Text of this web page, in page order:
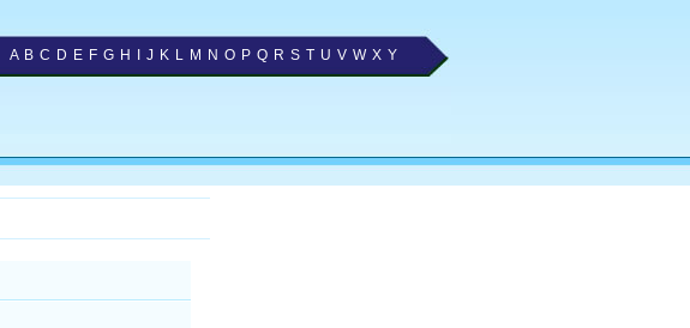
A B C D E F G H J K L M N O P Q R S T U V W X Y